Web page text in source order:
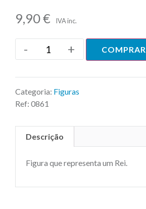
9,90€ IVA inc.
- + COMPRAR
Categoria: Figuras
Ref: 0861
Descrição
Figura que representa um Rei.